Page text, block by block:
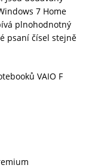
7 Home
plnohodnotný
psaní čísel stejně
VAIO F